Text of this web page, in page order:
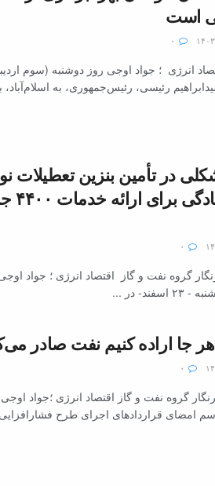
است
انرژی ؛ جواد اوجی روز دوشنبه (سوم
رئیسی، رئیس‌جمهوری، به اسلام‌آباد،
در تأمین بنزین تعطیلات
نداریم/
گروه نفت و گاز اقتصاد انرژی ؛ جواد
در ...
جا اراده کنیم نفت صادر
گروه نفت و گاز اقتصاد انرژی ؛جواد اوجی
امضای قراردادهای اجرای طرح